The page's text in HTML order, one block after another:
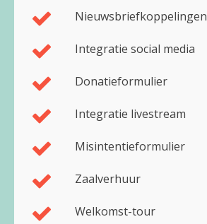
Nieuwsbriefkoppelingen
Integratie social media
Donatieformulier
Integratie livestream
Misintentieformulier
Zaalverhuur
Welkomst-tour